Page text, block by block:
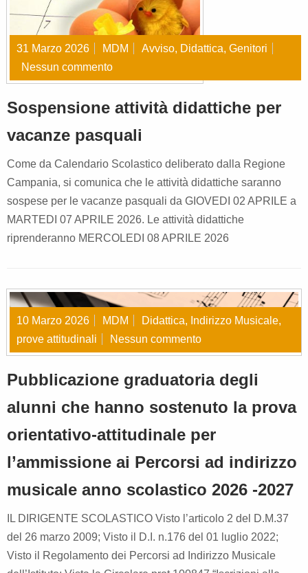
31 Marzo 2026 MDM Avviso, Didattica, Genitori
Nessun commento
Sospensione attività didattiche per
vacanze pasquali
Come da Calendario Scolastico deliberato dalla Regione
Campania, si comunica che le attività didattiche saranno
sospese per le vacanze pasquali da GIOVEDI 02 APRILE a
MARTEDI 07 APRILE 2026. Le attività didattiche
riprenderanno MERCOLEDI 08 APRILE 2026
10 Marzo 2026 MDM Didattica, Indirizzo Musicale,
prove attitudinali
Nessun commento
Pubblicazione graduatoria degli
alunni che hanno sostenuto la prova
orientativo-attitudinale per
l’ammissione ai Percorsi ad indirizzo
musicale anno scolastico 2026 -2027
IL DIRIGENTE SCOLASTICO Visto l’articolo 2 del D.M.37
del 26 marzo 2009; Visto il D.I. n.176 del 01 luglio 2022;
Visto il Regolamento dei Percorsi ad Indirizzo Musicale